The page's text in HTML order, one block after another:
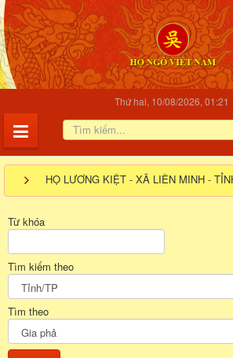
Thứ hai, 10/08/2026, 01:21
HỌ LƯƠNG KIỆT - XÃ LIÊN MINH -
Từ khóa
Tìm kiếm theo
Tìm theo